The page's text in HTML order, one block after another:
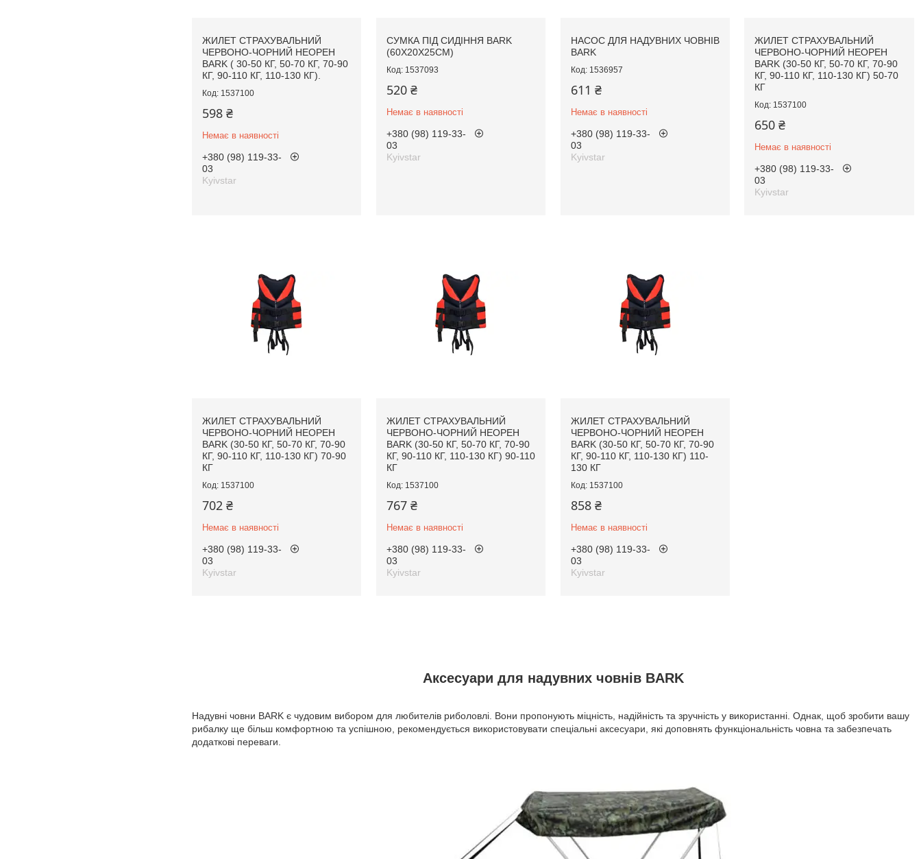
ЖИЛЕТ СТРАХУВАЛЬНИЙ
ЧЕРВОНО-ЧОРНИЙ НЕОРЕН
BARK ( 30-50 КГ, 50-70 КГ, 70-90
КГ, 90-110 КГ, 110-130 КГ).
1537100
598 ₴
Немає в наявності
+380 (98) 119-33-
03
Kyivstar
СУМКА ПІД СИДІННЯ BARK
(60Х20Х25СМ)
1537093
520 ₴
Немає в наявності
+380 (98) 119-33-
03
Kyivstar
НАСОС ДЛЯ НАДУВНИХ ЧОВНІВ
BARK
1536957
611 ₴
Немає в наявності
+380 (98) 119-33-
03
Kyivstar
ЖИЛЕТ СТРАХУВАЛЬНИЙ
ЧЕРВОНО-ЧОРНИЙ НЕОРЕН
BARK (30-50 КГ, 50-70 КГ, 70-90
КГ, 90-110 КГ, 110-130 КГ) 50-70
КГ
1537100
650 ₴
Немає в наявності
+380 (98) 119-33-
03
Kyivstar
ЖИЛЕТ СТРАХУВАЛЬНИЙ
ЧЕРВОНО-ЧОРНИЙ НЕОРЕН
BARK (30-50 КГ, 50-70 КГ, 70-90
КГ, 90-110 КГ, 110-130 КГ) 70-90
КГ
1537100
702 ₴
Немає в наявності
+380 (98) 119-33-
03
Kyivstar
ЖИЛЕТ СТРАХУВАЛЬНИЙ
ЧЕРВОНО-ЧОРНИЙ НЕОРЕН
BARK (30-50 КГ, 50-70 КГ, 70-90
КГ, 90-110 КГ, 110-130 КГ) 90-110
КГ
1537100
767 ₴
Немає в наявності
+380 (98) 119-33-
03
Kyivstar
ЖИЛЕТ СТРАХУВАЛЬНИЙ
ЧЕРВОНО-ЧОРНИЙ НЕОРЕН
BARK (30-50 КГ, 50-70 КГ, 70-90
КГ, 90-110 КГ, 110-130 КГ) 110-
130 КГ
1537100
858 ₴
Немає в наявності
+380 (98) 119-33-
03
Kyivstar
Аксесуари для надувних човнів BARK
Надувні човни BARK є чудовим вибором для любителів риболовлі. Вони пропонують міцність, надійність та зручність у використанні. Однак, щоб зробити вашу
рибалку ще більш комфортною та успішною, рекомендується використовувати спеціальні аксесуари, які доповнять функціональність човна та забезпечать
додаткові переваги.